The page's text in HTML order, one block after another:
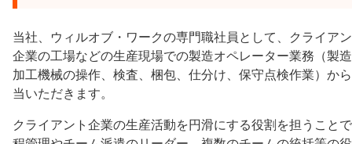
当社、ウィルオブ・ワークの専門職社員として、クライア
企業の工場などの生産現場での製造オペレーター業務（製
加工機械の操作、検査、梱包、仕分け、保守点検作業）か
当いただきます。
クライアント企業の生産活動を円滑にする役割を担うこと